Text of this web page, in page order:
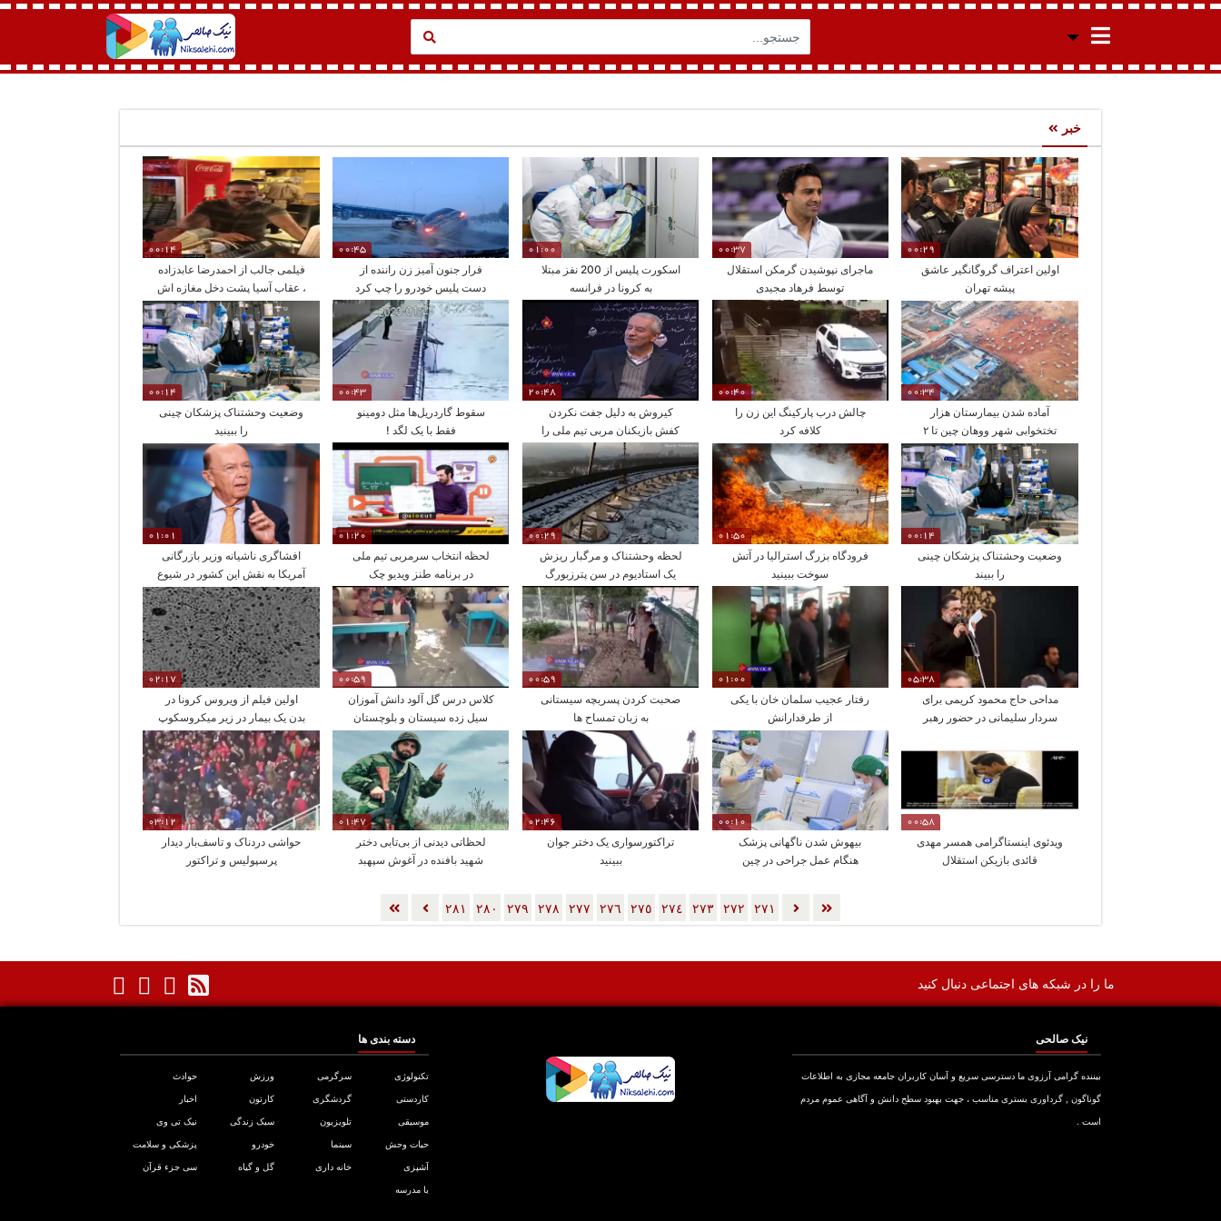
خبر
00:29
اولین اعتراف گروگانگیر عاشق
پیشه تهران
00:37
ماجرای نپوشیدن گرمکن استقلال
توسط فرهاد مجیدی
01:00
اسکورت پلیس از 200 نفز مبتلا
به کرونا در فرانسه
00:45
فرار جنون آمیز زن راننده از
دست پلیس خودرو را چپ کرد
00:14
فیلمی جالب از احمدرضا عابدزاده
، عقاب آسیا پشت دخل مغازه اش
00:34
آماده شدن بیمارستان هزار
تختخوابی شهر ووهان چین تا ۲
روز دیگر
00:40
چالش درب پارکینگ این زن را
کلافه کرد
20:48
کیروش به دلیل جفت نکردن
کفش بازیکنان مربی تیم ملی را
اخراج کرد
00:43
سقوط گاردریل‌ها مثل دومینو
فقط با یک لگد !
00:14
وضعیت وحشتناک پزشکان چینی
را ببینید
00:14
وضعیت وحشتناک پزشکان چینی
را ببیند
01:50
فرودگاه بزرگ استرالیا در آتش
سوخت ببینید
00:29
لحظه‌ وحشتناک و مرگبار ریزش
یک استادیوم در سن پترزبورگ
01:20
لحظه انتخاب سرمربی تیم ملی
در برنامه طنز ویدیو چک
01:01
افشاگری ناشیانه وزیر بازرگانی
آمریکا به نقش این کشور در شیوع
کرونا
05:38
مداحی حاج محمود کریمی برای
سردار سلیمانی در حضور رهبر
01:00
رفتار عجیب سلمان خان با یکی
از طرفدارانش
00:59
صحبت کردن پسربچه سیستانی
به زبان تمساح ها
00:59
کلاس درس گل آلود دانش آموزان
سیل زده سیستان و بلوچستان
02:17
اولین فیلم از ویروس کرونا در
بدن یک بیمار در زیر میکروسکوپ
00:58
ویدئوی اینستاگرامی همسر مهدی
قائدی بازیکن استقلال
00:10
بیهوش شدن ناگهانی پزشک
هنگام عمل جراحی در چین
02:46
تراکتورسواری یک دختر جوان
ببینید
01:47
لحظاتی دیدنی از بی‌تابی‌ دختر
شهید بافنده در آغوش سپهبد
03:12
حواشی دردناک و تاسف‌بار دیدار
پرسپولیس و تراکتور
٢٧١ ٢٧٢ ٢٧٣ ٢٧٤ ٢٧٥ ٢٧٦ ٢٧٧ ٢٧٨ ٢٧٩ ٢٨٠ ٢٨١
ما را در شبکه های اجتماعی دنبال کنید
نیک صالحی
بیننده گرامی آرزوی ما دسترسی سریع و آسان کاربران جامعه مجازی به اطلاعات
گوناگون , گرداوری بستری مناسب ، جهت بهبود سطح دانش و آگاهی عموم مردم
است .
دسته بندی ها
تکنولوژی سرگرمی ورزش حوادث
کاردستی گردشگری کارتون اخبار
موسیقی تلویزیون سبک زندگی نیک تی وی
حیات وحش سینما خودرو پزشکی و سلامت
آشپزی خانه داری گل و گیاه سی جزء قرآن
با مدرسه